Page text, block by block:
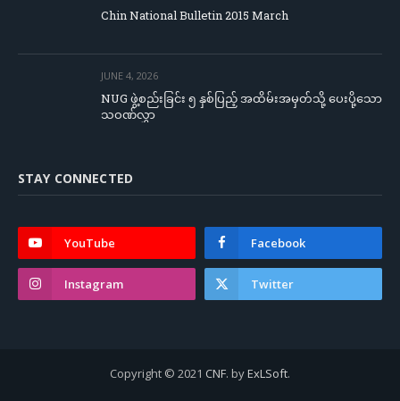
Chin National Bulletin 2015 March
JUNE 4, 2026
NUG ဖွဲ့စည်းခြင်း ၅ နှစ်ပြည့် အထိမ်းအမှတ်သို့ ပေးပို့သော
သဝဏ်လွှာ
STAY CONNECTED
YouTube Facebook
Instagram Twitter
Copyright © 2021 CNF. byExLSoft.